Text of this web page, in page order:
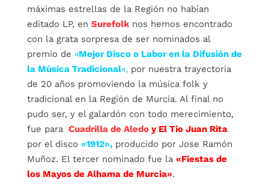
máximas estrellas de la Región no habían
editado LP, en Surefolknos hemos encontrado
con la grata sorpresa de ser nominados al
premio de «Mejor Disco o Labor en la Difusión de
la Música Tradicional«, por nuestra trayectoria
de 20 años promoviendo la música folk y
tradicional en la Región de Murcia. Al final no
pudo ser, y el galardón con todo merecimiento,
fue para Cuadrilla de Aledoy El Tío Juan Rita
por el disco «1912»,producido por Jose Ramón
Muñoz. El tercer nominado fue la «Fiestas de
los Mayos de Alhama de Murcia».